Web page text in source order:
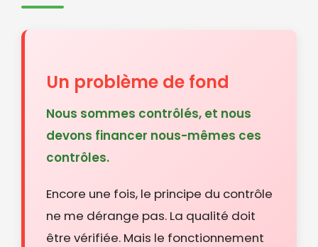
Un problème de fond
Nous sommes contrôlés, et nous
devons financer nous-mêmes ces
contrôles.
Encore une fois, le principe du contrôle
ne me dérange pas. La qualité doit
être vérifiée. Mais le fonctionnement